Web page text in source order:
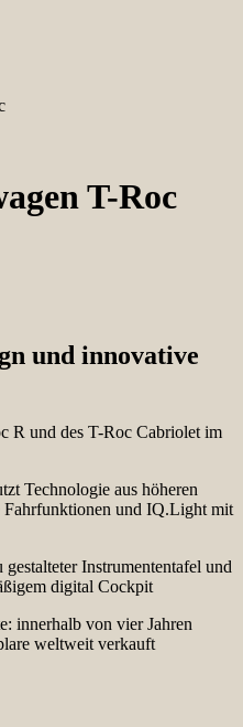
T-Roc
und innovative
R und des T-Roc Cabriolet im
Technologie aus höheren
Fahrfunktionen und IQ.Light mit
Instrumententafel und
digital Cockpit
innerhalb von vier Jahren
weltweit verkauft